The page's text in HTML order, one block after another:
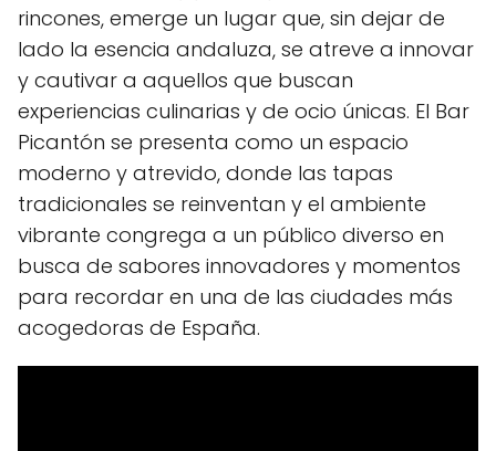
rincones, emerge un lugar que, sin dejar de
lado la esencia andaluza, se atreve a innovar
y cautivar a aquellos que buscan
experiencias culinarias y de ocio únicas. El Bar
Picantón se presenta como un espacio
moderno y atrevido, donde las tapas
tradicionales se reinventan y el ambiente
vibrante congrega a un público diverso en
busca de sabores innovadores y momentos
para recordar en una de las ciudades más
acogedoras de España.